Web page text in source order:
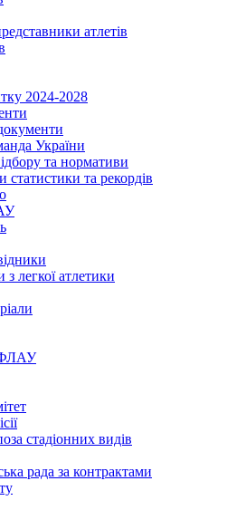
атлетів
2024-2028
України
та нормативи
статистики та рекордів
легкої атлетики
ФЛАУ
стадіонних видів
рада за контрактами